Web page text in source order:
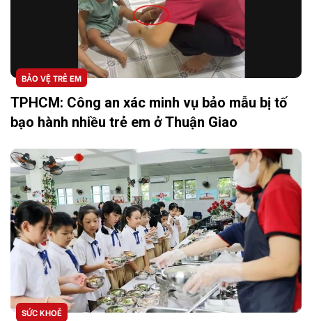
BẢO VỆ TRẺ EM
TPHCM: Công an xác minh vụ bảo mẫu bị tố
bạo hành nhiều trẻ em ở Thuận Giao
SỨC KHOẺ